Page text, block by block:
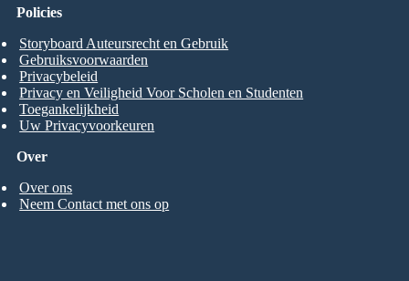
Over
Over ons
Neem Contact met ons op
Policies
Storyboard Auteursrecht en Gebruik
Gebruiksvoorwaarden
Privacybeleid
Privacy en Veiligheid Voor Scholen en Studenten
Toegankelijkheid
Uw Privacyvoorkeuren